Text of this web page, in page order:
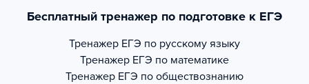
Бесплатный тренажер по подготовке к ЕГЭ
Тренажер ЕГЭ по русскому языку
Тренажер ЕГЭ по математике
Тренажер ЕГЭ по обществознанию